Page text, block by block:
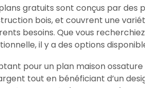
gratuits sont conçus par des
bois, et couvrent une
besoins. Que vous
il y a des options
pour un plan maison
tout en bénéficiant d’un